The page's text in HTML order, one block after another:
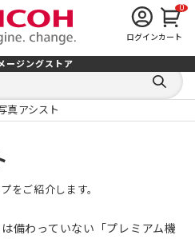
ログイン
0
カート
ージングストア
キ
検
索
る
真アシスト
をご紹介します。
備わっていない「プレミアム機